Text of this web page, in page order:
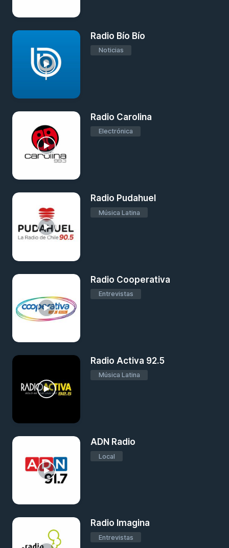
Radio Bío Bío
Noticias
Radio Carolina
Electrónica
Radio Pudahuel
Música Latina
Radio Cooperativa
Entrevistas
Radio Activa 92.5
Música Latina
ADN Radio
Local
Radio Imagina
Entrevistas